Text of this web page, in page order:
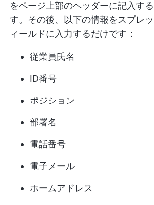
をページ上部のヘッダーに記入す
す。その後、以下の情報をスプレ
ィールドに入力するだけです：
従業員氏名
ID番号
ポジション
部署名
電話番号
電子メール
ホームアドレス